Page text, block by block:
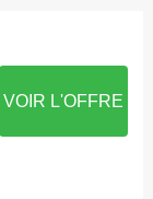
VOIR L'OFFRE